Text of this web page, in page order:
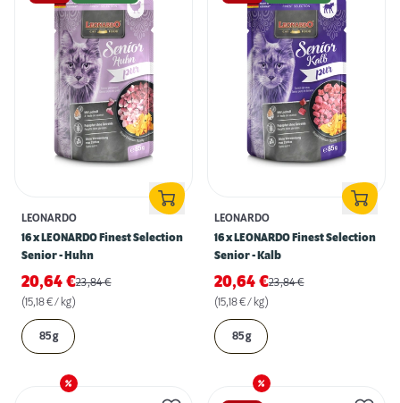
LEONARDO
16 x LEONARDO Finest Selection
Senior - Huhn
20,64 €23,84€
(15,18 € / kg)
85 g
LEONARDO
16 x LEONARDO Finest Selection
Senior - Kalb
20,64 €23,84€
(15,18 € / kg)
85 g